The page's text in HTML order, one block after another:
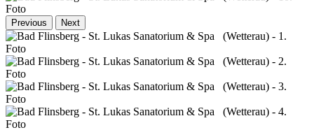
Previous Next